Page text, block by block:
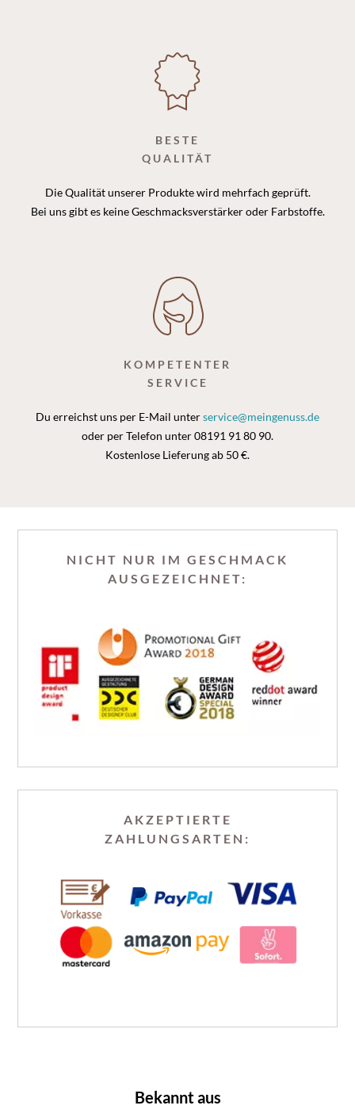
BESTE
QUALITÄT
Die Qualität unserer Produkte wird mehrfach geprüft.
Bei uns gibt es keine Geschmacksverstärker oder Farbstoffe.
KOMPETENTER
SERVICE
Du erreichst uns per E-Mail unterservice@meingenuss.de
oder per Telefon unter 08191 91 80 90.
Kostenlose Lieferung ab 50 €.
NICHT NUR IM GESCHMACK
AUSGEZEICHNET:
AKZEPTIERTE
ZAHLUNGSARTEN:
Bekannt aus